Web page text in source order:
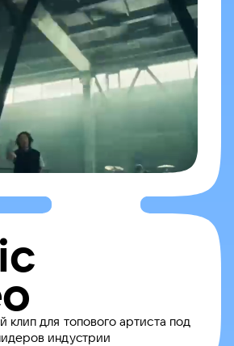
для топового артиста под
индустрии